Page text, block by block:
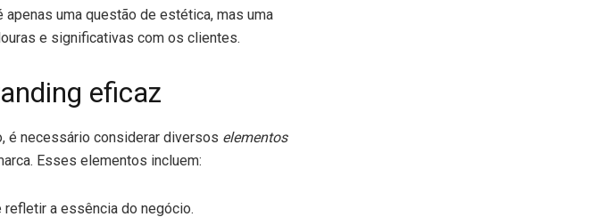
uma questão de estética, mas uma
e significativas com os clientes.
eficaz
é necessário considerar diversos elementos
Esses elementos incluem:
a essência do negócio.